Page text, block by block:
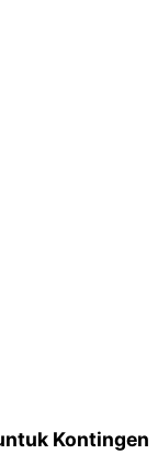
Kontingen